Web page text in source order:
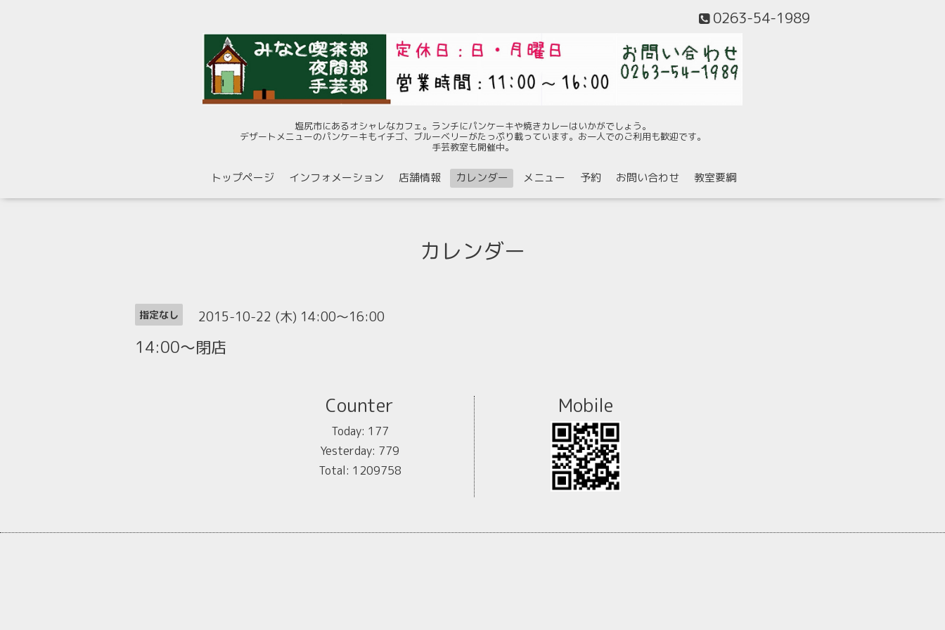
0263-54-1989
塩尻市にあるオシャレなカフェ。ランチにパンケーキや焼きカレーはいかがでしょう。
デザートメニューのパンケーキもイチゴ、ブルーベリーがたっぷり載っています。お一人でのご利用も歓迎です。
手芸教室も開催中。
トップページ インフォメーション 店舗情報 カレンダー メニュー 予約 お問い合わせ 教室要綱
カレンダー
指定なし 2015-10-22 (木) 14:00～16:00
14:00～閉店
Counter
Today: 177
Yesterday: 779
Total: 1209758
Mobile